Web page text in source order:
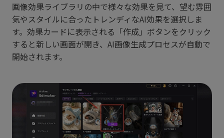
画像効果ライブラリの中で様々な効果を見て、望む雰囲
気やスタイルに合ったトレンディなAI効果を選択しま
す。効果カードに表示される「作成」ボタンをクリック
すると新しい画面が開き、AI画像生成プロセスが自動で
開始されます。